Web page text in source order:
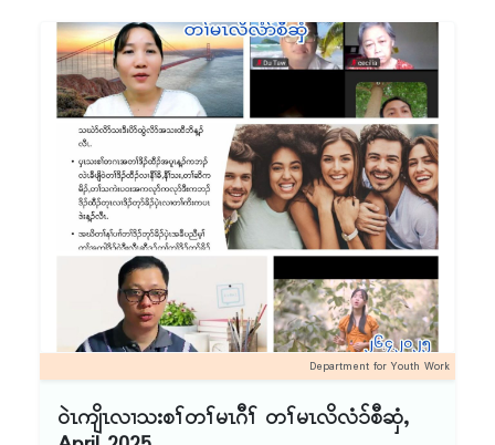
မုၣ်ဘုမံၤဖီဒီး ၦၤနဲၣ်တၢ်စၢၤကမ့ၢ်ဝဲဒၣ် သရၣ်မုၣ်မ့ၤဒ့ထူ
စးထီၣ် (၂ဝ၂၅-၂ဝ၂၇) နံၣ်သၢနံၣ်အခီၣ်ထံးတဝီ န့ၣ်
လီၤ. ဖုတူၢ်ရံၣ်တၢ်သူၣ်ထီၣ်မူဒါခိၣ် သရၣ်ဒိၣ်လါၦဲၤထူ
ဃ့အိၣ်ဘှံးမူဒါခိၣ်လီၢ်လၤ ဘၣ်ဆၣ်ကမၤသကိးတၢ်ဒ်က
မံးတံ၁်ဖိတဂၤအသိးဒီး တၢ်သ့ၣ်နီၣ်ထီၣ်ဖုတူၢ်ရံၣ် တၢ်
သူၣ်ထီၣ်ကမံးတံ၁်မူဒါခိၣ် ကမ့ၢ်ဝဲဒၣ် သရၣ်မုၣ်ဂ့ၤအဲၣ်
နၤ န့ၣ်လီၤ. ကီၢ်နဲၣ်ရွဲၣ်န့ၣ်ကမ့ၢ်ဝဲဒၣ် သရၣ်ဒိၣ်ဒီးက
ထၢၣ်ဒဲနယၢၣ်ညူး စးထီၣ် (၂ဝ၂၅-၂ဝ၂၇) နံၣ်သၢနံၣ်
သၢဝီတ ဝန့ၣ်လီၤ.
ကိးဘၣ်ကမံးတံ၁်မၤတၢ် တၢ်အိၣ်ဖှိၣ်(၂)ဘျီ ဒီးနံၣ်ဖးဖီ
ပၢဆှၢတၢ်ကမံးတံ၁်တၢ်အိၣ်ဖှိၣ်ဖဲ (၈.၁၁.၂ဝ၂၄)အနံၤ
လၢကီၢ်ဝဲၤလီၢ်န့ၣ်လီၤ. နံၣ်ကတၢၢ်ပၢဆှၢတၢ်ကမံးတံ၁်
တၢ်အိၣ်ဖှိၣ် ပအိၣ်ဖှိၣ်သကိးဖဲ (၂၁.၃.၂ဝ၂၅) အနံၤ
လၢမၤမူထီၣ်ဘျၢထံခရံ၁်ဖိတၢ်အိၣ်ဖှိၣ် ဒီးဘၣ်တၢ်တူၢ်
လိ၁်မု၁်ၦၤလၢ ကရူၢ်(၆) တၢ်အိၣ်ဖှိၣ်သ့ၣ် တဖၣ်န့ၣ်
လီၤ. ပအိၣ်ဒီးတၢ်မၤလၤကပီၤက့ၤ (ကီၢ်ၦၤမၤတၢ်ဖိလၢ
အအိၣ်ဘှံးလၢတၢ်မၤသ့ၣ်တဖၣ်ႇ သရၣ်သမါမၤတၢ်သး
ခုကစီၣ်ၦဲၤထီၣ်(၂၅)နံၣ်တဖၣ်ႇ ကီၢ်ဖိကီၢ်လံၤလၢအဖျိ
ထီၣ်လံ၁်စီဆှံကၠိ(၂ဝ၂၅) တၢ်မၤလိနံၣ်သ့ၣ်တဖၣ်) တၢ်
ရဲၣ်တၢ်ကျဲၤတဖၣ်န့ၣ်လီၤ. ပသးအိၣ်စံးဘျုးဘၣ်က့ၤ ၦၤ
ကညီဘျၢထံခဝ့ၡၢၣ်ခိၣ်နၢ်တဖၣ်ႇ ၦၤမၤသကိးတၢ်ကိး
ဂၤ ဒီး ကီၢ်(၁၉)ဘ့ၣ် လၢဖဲပကီၢ်ဘၣ်ကွၢ်ဆၢၣ်မဲ၁်ဒီ ထံ
ဒိၣ်နိယွၤႇ ဟီၣ်ခိၣ်ဟူးအကတီၢ်န့ၣ် သုပ၁်ဖျါသုတၢ်
အဲၣ်ႇ တၢ်သူၣ်အိၣ်သးအိၣ်ဘၣ် ပကီၢ်ခီဖျိ ဆီၣ်ထွဲမၤ
Department for Youth Work
ဝဲၤကျိၤလၢသးစၢ်တၢ်မၤဂီၢ် တၢ်မၤလိလံ၁်စီဆှံ,